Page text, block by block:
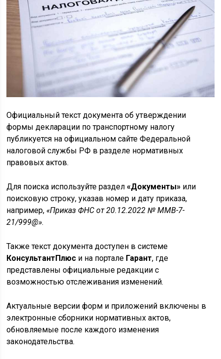
Официальный текст документа об утверждении
формы декларации по транспортному налогу
публикуется на официальном сайте Федеральной
налоговой службы РФ в разделе нормативных
правовых актов.
Для поиска используйте раздел«Документы» или
поисковую строку, указав номер и дату приказа,
например,«Приказ ФНС от 20.12.2022 № ММВ-7-
21/999@».
Также текст документа доступен в системе
КонсультантПлюс и на портале Гарант, где
представлены официальные редакции с
возможностью отслеживания изменений.
Актуальные версии форм и приложений включены в
электронные сборники нормативных актов,
обновляемые после каждого изменения
законодательства.